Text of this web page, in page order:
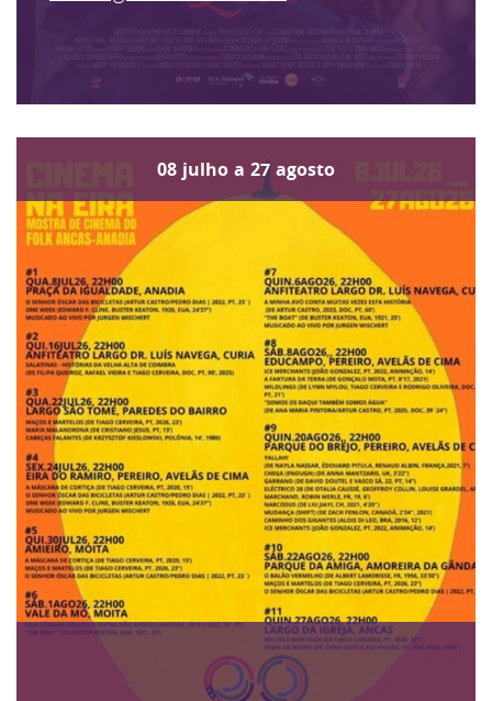
08 julho a 27 agosto